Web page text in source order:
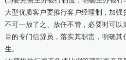
大型优质客户要推行客户经理制，加强
不可一放了之、放任不管，必要时可以
目的专门信贷员，落实其职责，明确
生。